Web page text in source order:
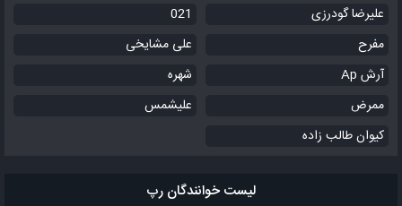
علیرضا گودرزی
021
مفرح
علی مشایخی
آرش Ap
شهره
ممرض
علیشمس
کیوان طالب زاده
لیست خوانندگان رپ